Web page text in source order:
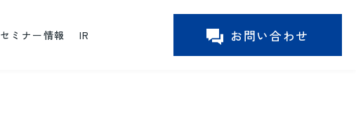
セミナー情報 IR お問い合わせ